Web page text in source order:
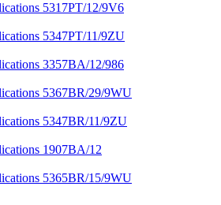
5317PT/12/9V6
5347PT/11/9ZU
3357BA/12/986
5367BR/29/9WU
5347BR/11/9ZU
1907BA/12
5365BR/15/9WU